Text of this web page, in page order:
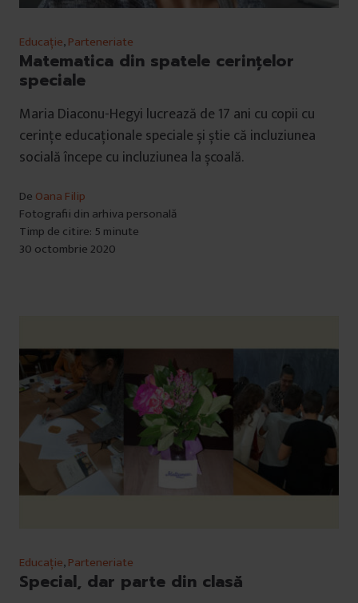
Educație,Parteneriate
Matematica din spatele cerințelor
speciale
Maria Diaconu-Hegyi lucrează de 17 ani cu copii cu
cerințe educaționale speciale și știe că incluziunea
socială începe cu incluziunea la școală.
De Oana Filip
Fotografii din arhiva personală
Timp de citire: 5 minute
30 octombrie 2020
Educație,Parteneriate
Special, dar parte din clasă